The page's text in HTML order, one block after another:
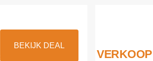
BEKIJK DEAL
VERKOOP